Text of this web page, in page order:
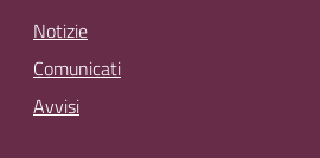
Notizie
Comunicati
Avvisi